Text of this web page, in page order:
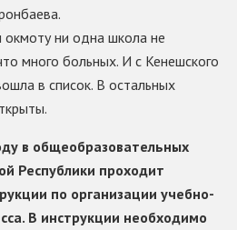
ни одна школа не
много больных. И с Кенешского
в список. В остальных
в общеобразовательных
Республики проходит
по организации учебно-
В инструкции необходимо